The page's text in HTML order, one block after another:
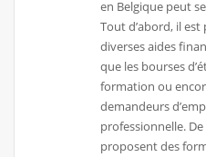
en Belgique peut
Tout d’abord, il
diverses aides
que les bourses
formation ou
demandeurs
professionnelle.
proposent des